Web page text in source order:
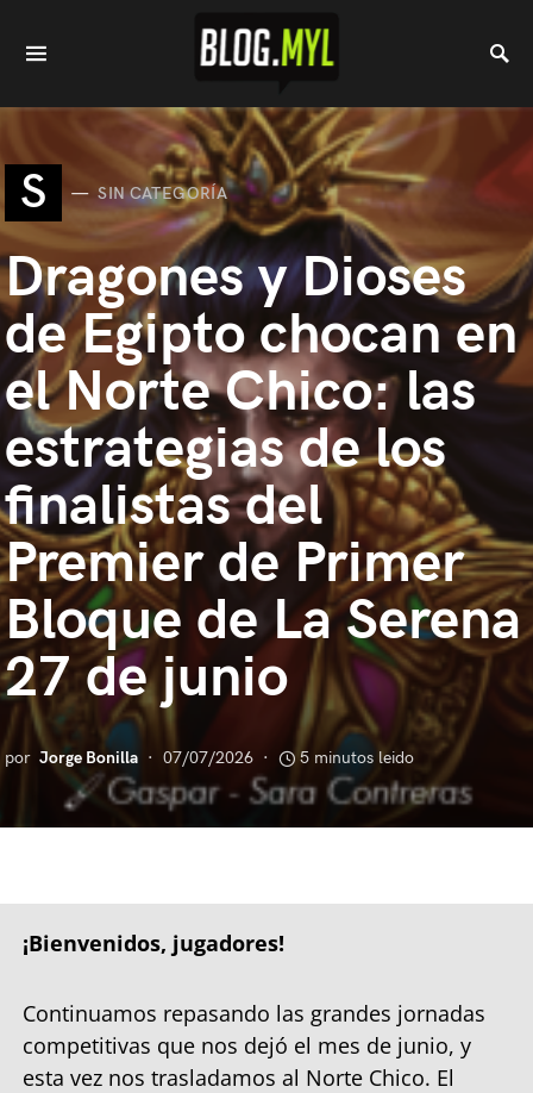
S SIN CATEGORÍA
Dragones y Dioses
de Egipto chocan en
el Norte Chico: las
estrategias de los
finalistas del
Premier de Primer
Bloque de La Serena
27 de junio
por Jorge Bonilla 07/07/2026 5 minutos leido
¡Bienvenidos, jugadores!
Continuamos repasando las grandes jornadas
competitivas que nos dejó el mes de junio, y
esta vez nos trasladamos al Norte Chico. El